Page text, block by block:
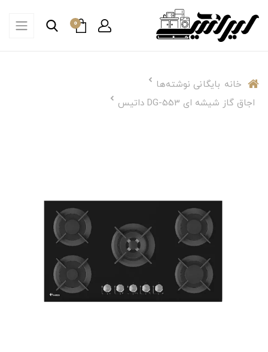
0
خانه بایگانی نوشته‌ها
اجاق گاز شیشه ای DG-553 داتیس